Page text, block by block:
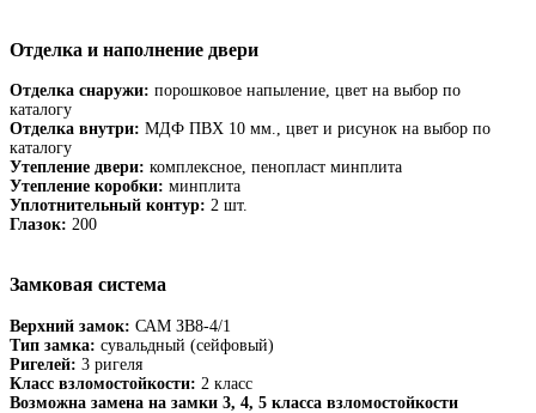
Отделка и наполнение двери
Отделка снаружи: порошковое напыление, цвет на выбор по
каталогу
Отделка внутри: МДФ ПВХ 10 мм., цвет и рисунок на выбор по
каталогу
Утепление двери: комплексное, пенопласт минплита
Утепление коробки: минплита
Уплотнительный контур: 2 шт.
Глазок: 200
Замковая система
Верхний замок: САМ ЗВ8-4/1
Тип замка: сувальдный (сейфовый)
Ригелей: 3 ригеля
Класс взломостойкости: 2 класс
Возможна замена на замки 3, 4, 5 класса взломостойкости